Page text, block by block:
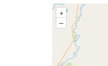
+
–